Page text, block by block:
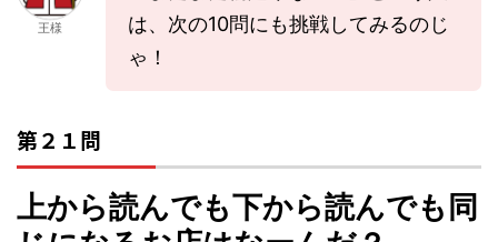
王様
は、次の10問にも挑戦してみるのじ
ゃ！
第２１問
上から読んでも下から読んでも同